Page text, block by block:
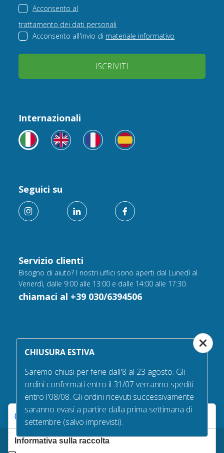
Acconsento al
trattamento dei dati personali
Acconsento all'invio di materiale informativo
ISCRIVITI
Servizio clienti
Bisogno di aiuto? I nostri uffici sono aperti dal Lunedì al
Venerdì, dalle 9:00 alle 13:00 e dalle 14:00 alle 17:30.
chiamaci al +39 030/6394506
Internazionali
Seguici su
Gioca con noi
Scarica l'app game per qualche ora di divertimento
CHIUSURA ESTIVA
Saremo chiusi per ferie dall'8 al 23 agosto. Gli
ordini confermati entro il 31/07 verranno spediti
entro l'08/08. Gli ordini ricevuti successivamente
saranno evasi a partire dalla prima settimana di
settembre (salvo imprevisti).
Le tue preferenze relative alla privacy
Informativa sulla raccolta